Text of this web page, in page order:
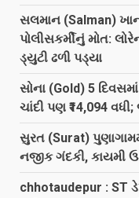
સલમાન (Salman)
પોલીસકર્મીનું મોત:
ડ્યુટી ઢળી પડ્યા
સોના (Gold) 5
ચાંદી પણ ₹14,094
સુરત (Surat)
નજીક ગંદકી, કાયમી
chhotaudepur : ST